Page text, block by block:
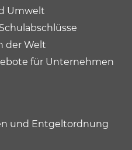
Umwelt
Schulabschlüsse
der Welt
für Unternehmen
und Entgeltordnung